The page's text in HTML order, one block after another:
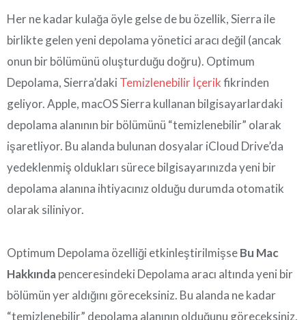
Her ne kadar kulağa öyle gelse de bu özellik, Sierra ile
birlikte gelen yeni depolama yönetici aracı değil (ancak
onun bir bölümünü oluşturduğu doğru). Optimum
Depolama, Sierra’daki Temizlenebilir İçerikfikrinden
geliyor. Apple, macOS Sierra kullanan bilgisayarlardaki
depolama alanının bir bölümünü “temizlenebilir” olarak
işaretliyor. Bu alanda bulunan dosyalar iCloud Drive’da
yedeklenmiş oldukları sürece bilgisayarınızda yeni bir
depolama alanına ihtiyacınız olduğu durumda otomatik
olarak siliniyor.
Optimum Depolama özelliği etkinleştirilmişseBu Mac
Hakkındapenceresindeki Depolama aracı altında yeni bir
bölümün yer aldığını göreceksiniz. Bu alanda ne kadar
“temizlenebilir” depolama alanının olduğunu göreceksiniz.